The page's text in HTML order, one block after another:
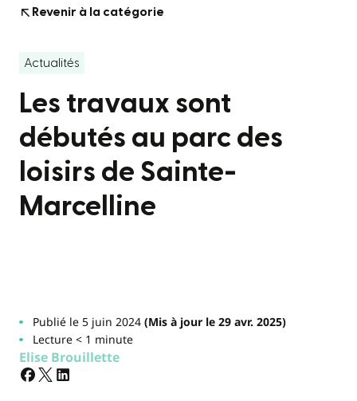
Revenir à la catégorie
Actualités
Les travaux sont
débutés au parc des
loisirs de Sainte-
Marcelline
Publié le 5 juin 2024(Mis à jour le 29 avr. 2025)
Lecture < 1 minute
Elise Brouillette